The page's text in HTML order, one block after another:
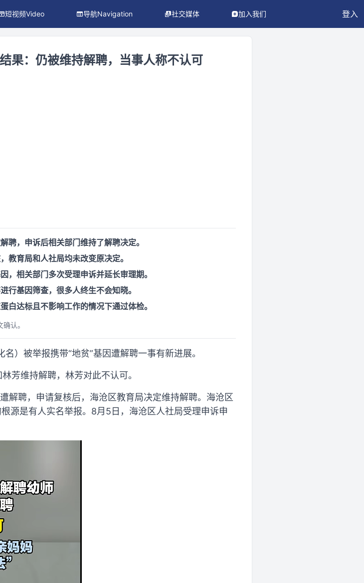
短视频Video 导航Navigation 社交媒体 加入我们 登入
果：仍被维持解聘，当事人称不认可
聘，申诉后相关部门维持了解聘决定。
教育局和人社局均未改变原决定。
，相关部门多次受理申诉并延长审理期。
行基因筛查，很多人终生不会知晓。
白达标且不影响工作的情况下通过体检。
认。
）被举报携带“地贫”基因遭解聘一事有新进展。
芳维持解聘，林芳对此不认可。
解聘，申请复核后，海沧区教育局决定维持解聘。海沧区
源是有人实名举报。8月5日，海沧区人社局受理申诉申